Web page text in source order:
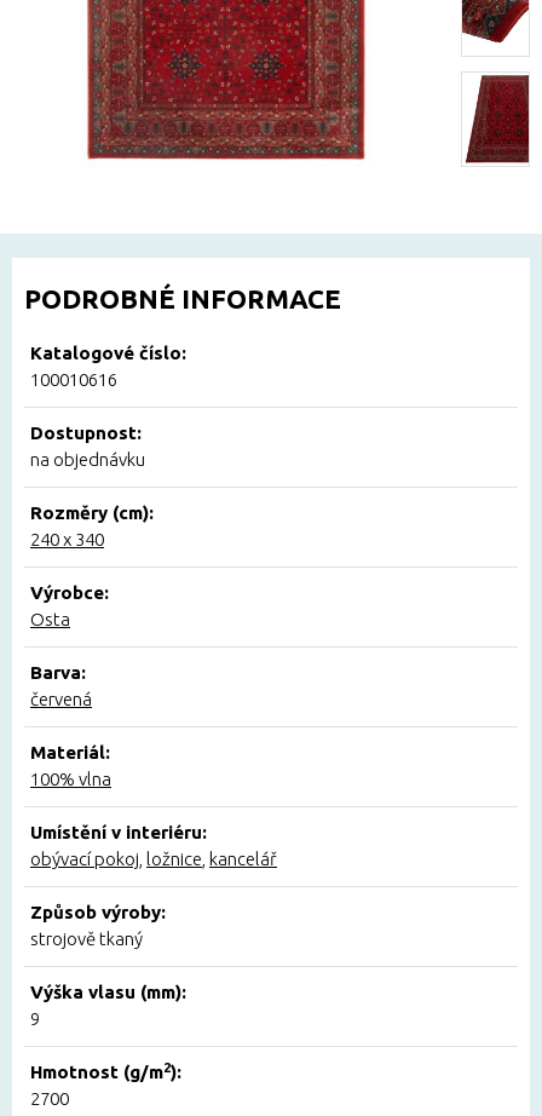
PODROBNÉ INFORMACE
Katalogové číslo:
100010616
Dostupnost:
na objednávku
Rozměry (cm):
240 x 340
Výrobce:
Osta
Barva:
červená
Materiál:
100% vlna
Umístění v interiéru:
obývací pokoj ložnice kancelář
Způsob výroby:
strojově tkaný
Výška vlasu (mm):
9
Hmotnost (g/m2):
2700